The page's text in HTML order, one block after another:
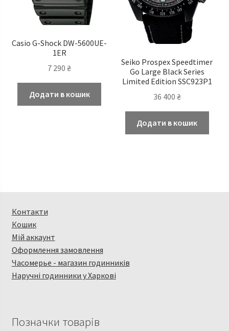
Casio G-Shock DW-5600UE-
1ER
7 290₴
Додати в кошик
Seiko Prospex Speedtimer
Go Large Black Series
Limited Edition SSC923P1
36 400 ₴
Додати в кошик
Контакти
Кошик
Мій аккаунт
Оформлення замовлення
Часомерье - магазин годинників
Наручні годинники у Харкові
Позначки товарів